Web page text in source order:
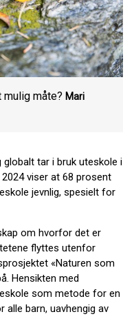
måte? Mari
tar i bruk uteskole i
viser at 68 prosent
jevnlig, spesielt for
om hvorfor det er
flyttes utenfor
«Naturen som
Hensikten med
som metode for en
alle barn, uavhengig av